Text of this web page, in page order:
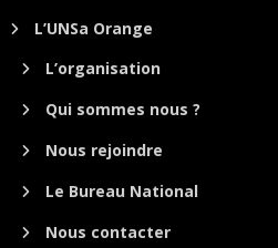
L’UNSa Orange
L’organisation
Qui sommes nous ?
Nous rejoindre
Le Bureau National
Nous contacter